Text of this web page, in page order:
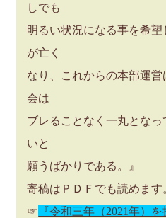
しでも
明るい状況になる事を希
が亡く
なり、これからの本部運
会は
ブレることなく一丸とな
いと
願うばかりである。』
寄稿はＰＤＦでも読めます
☞ 『令和三年（2021年）を